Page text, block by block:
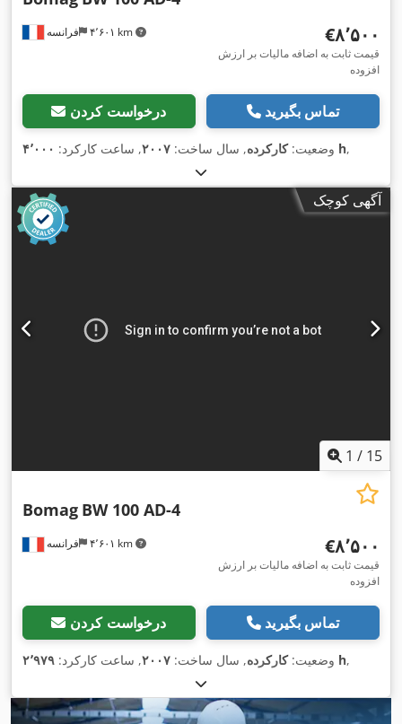
فرانسه ۴٬۶۰۱ km ‎€۸٬۵۰۰
قیمت ثابت به اضافه مالیات بر ارزش
افزوده
درخواست کردن تماس بگیرید
وضعیت:کارکرده, سال ساخت: ۲۰۰۷, ساعت کارکرد: ۴٬۰۰۰ h,
آگهی کوچک
1 / 15
فرانسه ۴٬۶۰۱ km
Bomag BW 100 AD-4
‎€۸٬۵۰۰
قیمت ثابت به اضافه مالیات بر ارزش
افزوده
درخواست کردن تماس بگیرید
وضعیت:کارکرده, سال ساخت: ۲۰۰۷, ساعت کارکرد: ۲٬۹۷۹ h,